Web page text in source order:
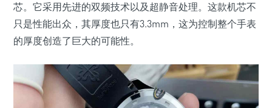
芯。它采用先进的双频技术以及超静音处理。这款机芯不
只是性能出众，其厚度也只有3.3mm，这为控制整个手表
的厚度创造了巨大的可能性。